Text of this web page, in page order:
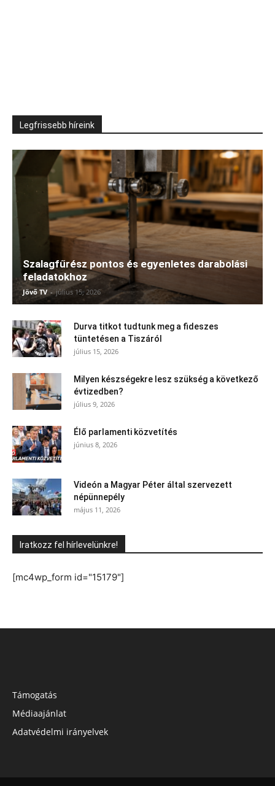
Legfrissebb híreink
Szalagfűrész pontos és egyenletes darabolási
feladatokhoz
Jövő TV - július 15, 2026
Durva titkot tudtunk meg a fideszes
tüntetésen a Tiszáról
július 15, 2026
Milyen készségekre lesz szükség a következő
évtizedben?
július 9, 2026
Élő parlamenti közvetítés
június 8, 2026
Videón a Magyar Péter által szervezett
népünnepély
május 11, 2026
Iratkozz fel hírlevelünkre!
[mc4wp_form id="15179"]
Támogatás
Médiaajánlat
Adatvédelmi irányelvek